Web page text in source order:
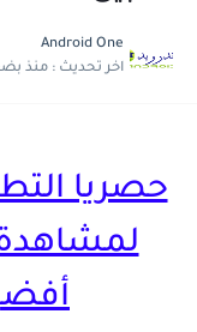
Android One
اخر تحديث : منذ
لمشاهدة
أفضل